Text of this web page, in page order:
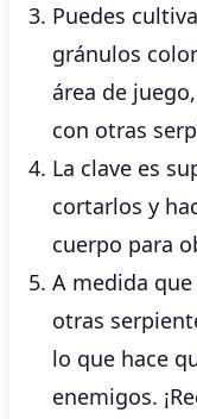
Puedes
gránulos
área de
con otras
La clave es
cortarlos y
cuerpo para
A medida
otras
lo que hace
enemigos.